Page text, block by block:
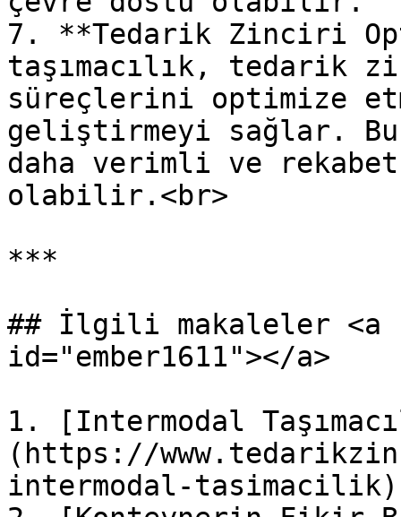
7. **Tedarik Zinciri
taşımacılık, tedarik
süreçlerini optimize
geliştirmeyi sağlar.
daha verimli ve
olabilir.<br>
***
## İlgili makaleler <a
id="ember1611"></a>
1. [Intermodal
(https://
intermodal-tasimacilik)